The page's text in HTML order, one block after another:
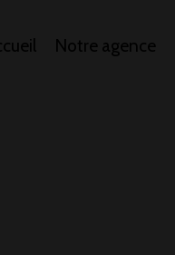
Notre agence